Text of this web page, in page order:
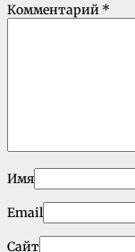
Комментарий *
Имя
Email
Сайт